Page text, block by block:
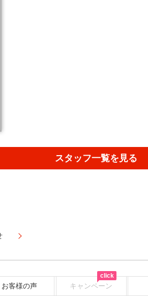
スタッフ一覧を見る
お客様の声 キャンペーン
click